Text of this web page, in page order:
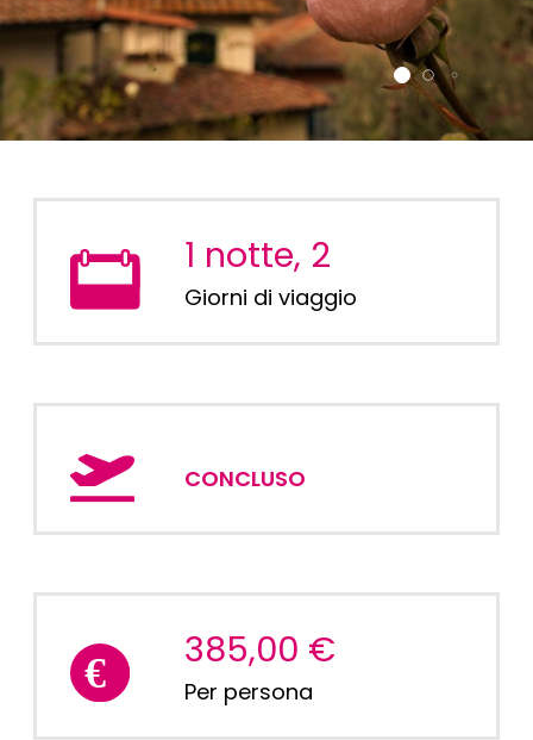
1 notte, 2
Giorni di viaggio
CONCLUSO
385,00 €
Per persona